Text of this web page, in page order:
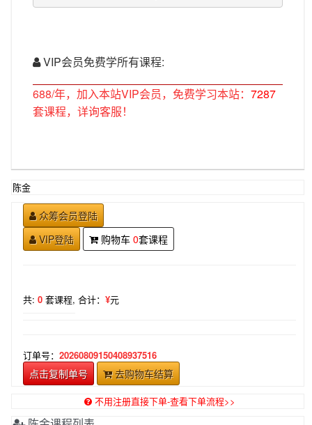
VIP会员免费学所有课程:
688/年，加入本站VIP会员，免费学习本站： 7287
套课程，详询客服！
陈金
众筹会员登陆
VIP登陆
购物车 0套课程
共: 0 套课程, 合计： ¥元
订单号： 20260809150408937516
点击复制单号 去购物车结算
不用注册直接下单-查看下单流程>>